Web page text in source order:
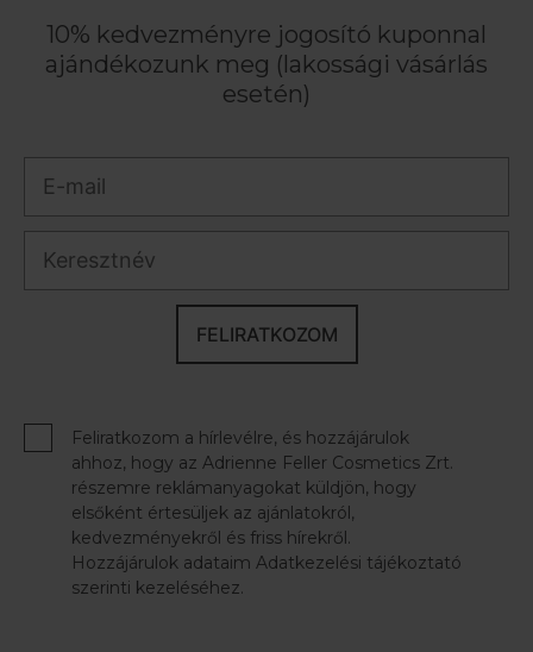
10% kedvezményre jogosító kuponnal
ajándékozunk meg (lakossági vásárlás
esetén)
FELIRATKOZOM
Feliratkozom a hírlevélre, és hozzájárulok
ahhoz, hogy az Adrienne Feller Cosmetics Zrt.
részemre reklámanyagokat küldjön, hogy
elsőként értesüljek az ajánlatokról,
kedvezményekről és friss hírekről.
Hozzájárulok adataim Adatkezelési tájékoztató
szerinti kezeléséhez.